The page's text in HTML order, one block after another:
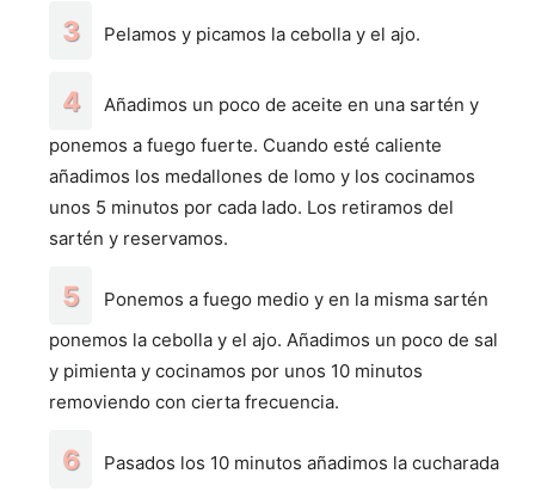
Pelamos y picamos la cebolla y el ajo.
Añadimos un poco de aceite en una sartén y
ponemos a fuego fuerte. Cuando esté caliente
añadimos los medallones de lomo y los cocinamos
unos 5 minutos por cada lado. Los retiramos del
sartén y reservamos.
Ponemos a fuego medio y en la misma sartén
ponemos la cebolla y el ajo. Añadimos un poco de sal
y pimienta y cocinamos por unos 10 minutos
removiendo con cierta frecuencia.
Pasados los 10 minutos añadimos la cucharada